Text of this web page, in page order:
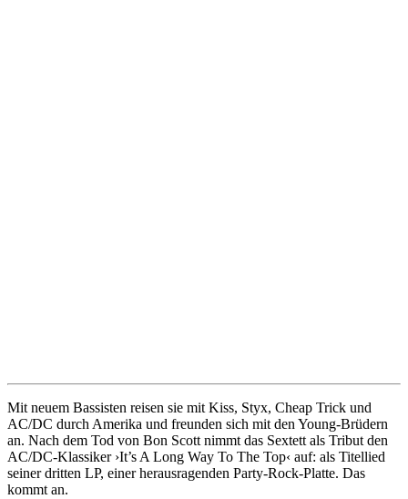
Mit neuem Bassisten reisen sie mit Kiss, Styx, Cheap Trick und
AC/DC durch Amerika und freunden sich mit den Young-Brüdern
an. Nach dem Tod von Bon Scott nimmt das Sextett als Tribut den
AC/DC-Klassiker ›It’s A Long Way To The Top‹ auf: als Titellied
seiner dritten LP, einer herausragenden Party-Rock-Platte. Das
kommt an.